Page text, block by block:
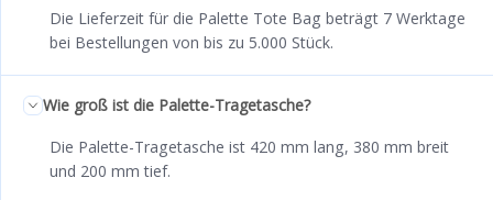
Die Lieferzeit für die Palette Tote Bag beträgt 7 Werktage
bei Bestellungen von bis zu 5.000 Stück.
Wie groß ist die Palette-Tragetasche?
Die Palette-Tragetasche ist 420 mm lang, 380 mm breit
und 200 mm tief.